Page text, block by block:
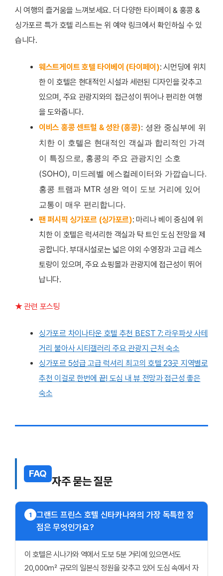
시 여행의 즐거움을 느껴보세요. 더 다양한 타이페이 & 홍콩 &
싱가포르 특가 호텔 리스트는 위 예약 링크에서 확인하실 수 있
습니다.
웨스트게이트 호텔 타이베이 (타이페이): 시먼딩에 위치
한 이 호텔은 현대적인 시설과 세련된 디자인을 갖추고
있으며, 주요 관광지와의 접근성이 뛰어나 편리한 여행
을 도와줍니다.
이비스 홍콩 센트럴 & 셩완 (홍콩): 셩완 중심부에 위
치한 이 호텔은 현대적인 객실과 합리적인 가격
이 특징으로, 홍콩의 주요 관광지인 소호
(SOHO), 미드레벨 에스컬레이터와 가깝습니다.
홍콩 트램과 MTR 셩완 역이 도보 거리에 있어
교통이 매우 편리합니다.
팬 퍼시픽 싱가포르 (싱가포르): 마리나 베이 중심에 위
치한 이 호텔은 럭셔리한 객실과 탁 트인 도심 전망을 제
공합니다. 부대시설로는 넓은 야외 수영장과 고급 레스
토랑이 있으며, 주요 쇼핑몰과 관광지에 접근성이 뛰어
납니다.
★ 관련 포스팅
싱가포르 차이나타운 호텔 추천 BEST 7: 라우파삿 사테
거리 불아사 시티갤러리 주요 관광지 근처 숙소
싱가포르 5성급 고급 럭셔리 최고의 호텔 23곳 지역별로
추천 이걸로 한번에 끝! 도심 내 뷰 전망과 접근성 좋은
숙소
FAQ
자주 묻는 질문
1
그랜드 프린스 호텔 신타카나와의 가장 독특한 장
점은 무엇인가요?
이 호텔은 시나가와 역에서 도보 5분 거리에 있으면서도
20,000㎡ 규모의 일본식 정원을 갖추고 있어 도심 속에서 자